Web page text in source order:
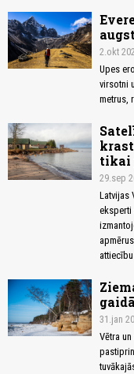
2.okt
Upes
virsotni
metrus,
tikai
29.sep
Latvijas
eksperti
31.jan
Vētra